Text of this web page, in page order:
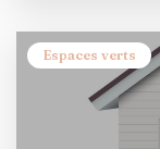
Espaces verts